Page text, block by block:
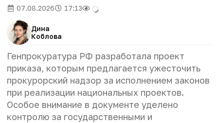
07.08.2026 17:13
Дина
Коблова
Генпрокуратура РФ разработала проект
приказа, которым предлагается ужесточить
прокурорский надзор за исполнением законов
при реализации национальных проектов.
Особое внимание в документе уделено
контролю за государственными и